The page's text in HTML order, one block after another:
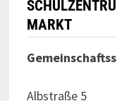
MARKT
Albstraße 5